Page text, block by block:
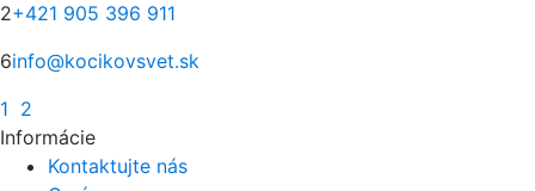
2+421 905 396 911
6info@kocikovsvet.sk
1 2
Informácie
Kontaktujte nás